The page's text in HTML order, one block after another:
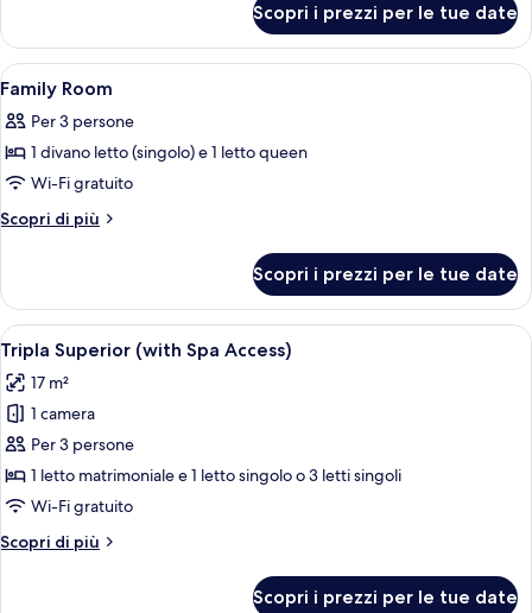
Room
Scopri i prezzi per le tue date
Apri
tutte
le
foto
per
Family
Camera d'albergo moderna con un
1
Family Room
Per 3 persone
1 divano letto (singolo) e 1 letto queen
Wi-Fi gratuito
Scopri di più
Altri
Room
Scopri i prezzi per le tue date
Apri
tutte
le
foto
per
Tripla
Superior
Spa
Una camera d'albergo con un letto
1
Tripla Superior (with Spa Access)
17 m²
1 camera
Per 3 persone
1 letto matrimoniale e 1 letto singolo o 3 letti singoli
Wi-Fi gratuito
Scopri di più
Altri
Scopri i prezzi per le tue date